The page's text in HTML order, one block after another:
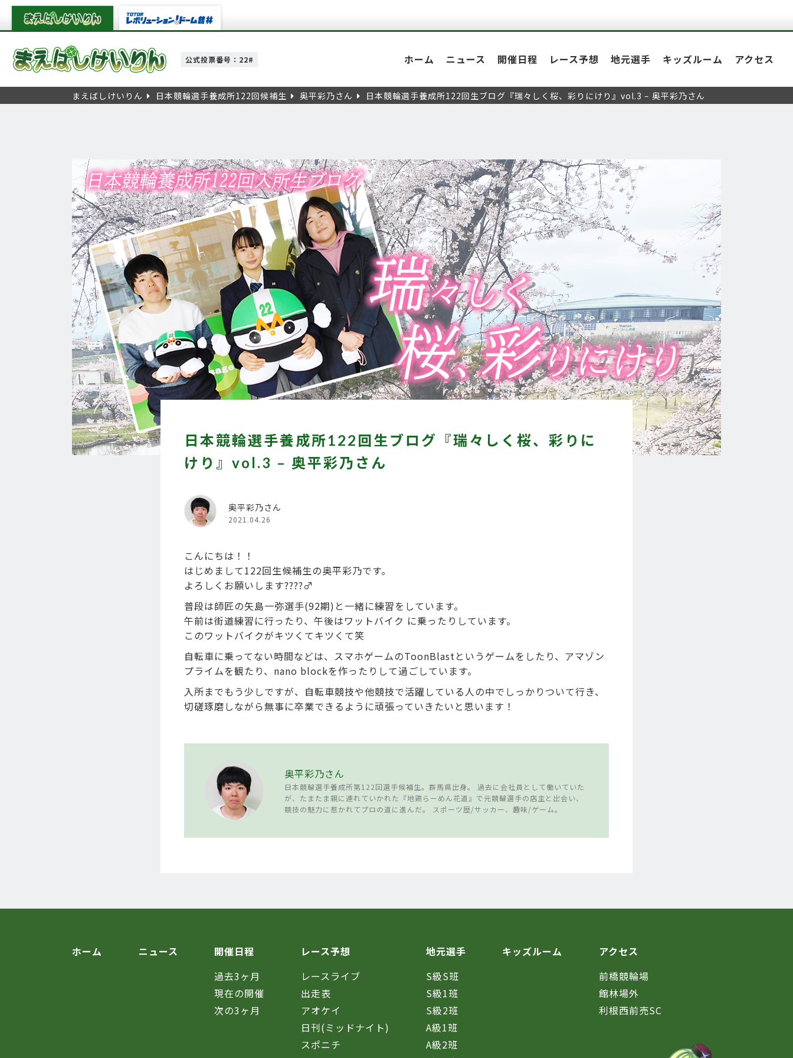
公式投票番号：22# ホーム ニュース 開催日程 レース予想 地元選手 キッズルーム アクセス
まえばしけいりん 日本競輪選手養成所122回候補生 奥平彩乃さん 日本競輪選手養成所122回生ブログ『瑞々しく桜、彩りにけり』vol.3 – 奥平彩乃さん
日本競輪選手養成所122回生ブログ『瑞々しく桜、彩りに
けり』vol.3 – 奥平彩乃さん
奥平彩乃さん
2021.04.26
こんにちは！！
はじめまして122回生候補生の奥平彩乃です。
よろしくお願いします????‍♂️
普段は師匠の矢島一弥選手(92期)と一緒に練習をしています。
午前は街道練習に行ったり、午後はワットバイク に乗ったりしています。
このワットバイクがキツくてキツくて笑
自転車に乗ってない時間などは、スマホゲームのToonBlastというゲームをしたり、アマゾン
プライムを観たり、nano blockを作ったりして過ごしています。
入所までもう少しですが、自転車競技や他競技で活躍している人の中でしっかりついて行き、
切磋琢磨しながら無事に卒業できるように頑張っていきたいと思います！
奥平彩乃さん
日本競輪選手養成所第122回選手候補生。群馬県出身。 過去に会社員として働いていた
が、たまたま親に連れていかれた『地鶏らーめん花道』で元競輪選手の店主と出会い、
競技の魅力に惹かれてプロの道に進んだ。 スポーツ歴/サッカー、趣味/ゲーム。
ホーム ニュース
開催日程
過去3ヶ月
現在の開催
次の3ヶ月
レース予想
レースライブ
出走表
アオケイ
日刊(ミッドナイト)
スポニチ
地元選手
S級S班
S級1班
S級2班
A級1班
A級2班
キッズルーム
アクセス
前橋競輪場
館林場外
利根西前売SC